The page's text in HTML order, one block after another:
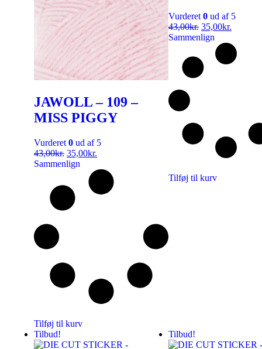
JAWOLL – 109 –
MISS PIGGY
Vurderet 0 ud af 5
43,00kr. 35,00kr.
Sammenlign
Tilføj til kurv
Vurderet 0 ud af 5
43,00kr. 35,00kr.
Sammenlign
Tilføj til kurv
Tilbud! Tilbud!